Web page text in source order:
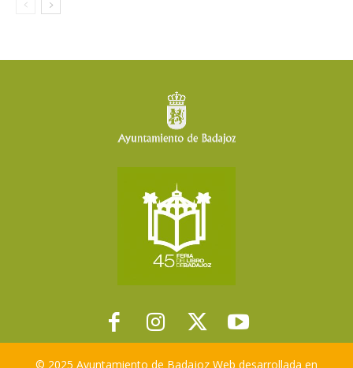
© 2025 Ayuntamiento de Badajoz Web desarrollada en